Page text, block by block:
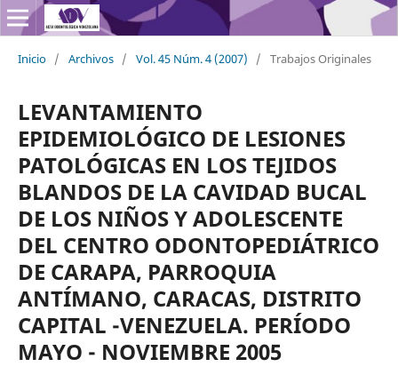
Inicio / Archivos / Vol. 45 Núm. 4 (2007) / Trabajos Originales
LEVANTAMIENTO
EPIDEMIOLÓGICO DE LESIONES
PATOLÓGICAS EN LOS TEJIDOS
BLANDOS DE LA CAVIDAD BUCAL
DE LOS NIÑOS Y ADOLESCENTE
DEL CENTRO ODONTOPEDIÁTRICO
DE CARAPA, PARROQUIA
ANTÍMANO, CARACAS, DISTRITO
CAPITAL -VENEZUELA. PERÍODO
MAYO - NOVIEMBRE 2005